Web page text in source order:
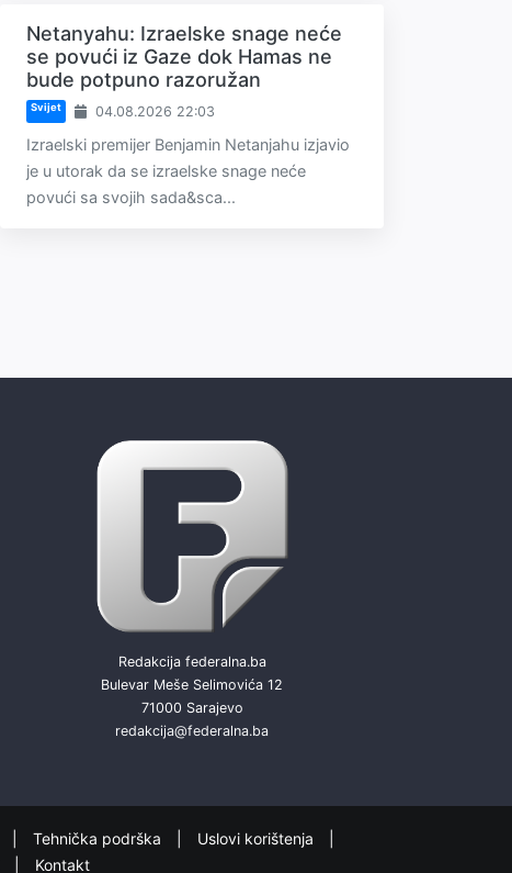
Netanyahu: Izraelske snage neće
se povući iz Gaze dok Hamas ne
bude potpuno razoružan
Svijet 04.08.2026 22:03
Izraelski premijer Benjamin Netanjahu izjavio
je u utorak da se izraelske snage neće
povući sa svojih sada&sca...
Redakcija federalna.ba
Bulevar Meše Selimovića 12
71000 Sarajevo
redakcija@federalna.ba
Tehnička podrška
Uslovi korištenja
Kontakt